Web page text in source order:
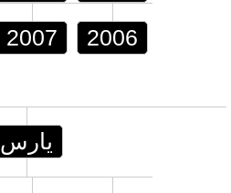
2007 2006
يارس